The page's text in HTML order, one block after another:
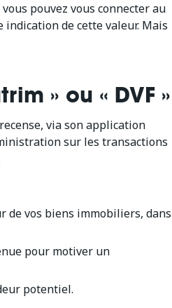
pouvez vous connecter au
de cette valeur. Mais
» ou « DVF »
via son application
sur les transactions
vos biens immobiliers, dans
pour motiver un
potentiel.